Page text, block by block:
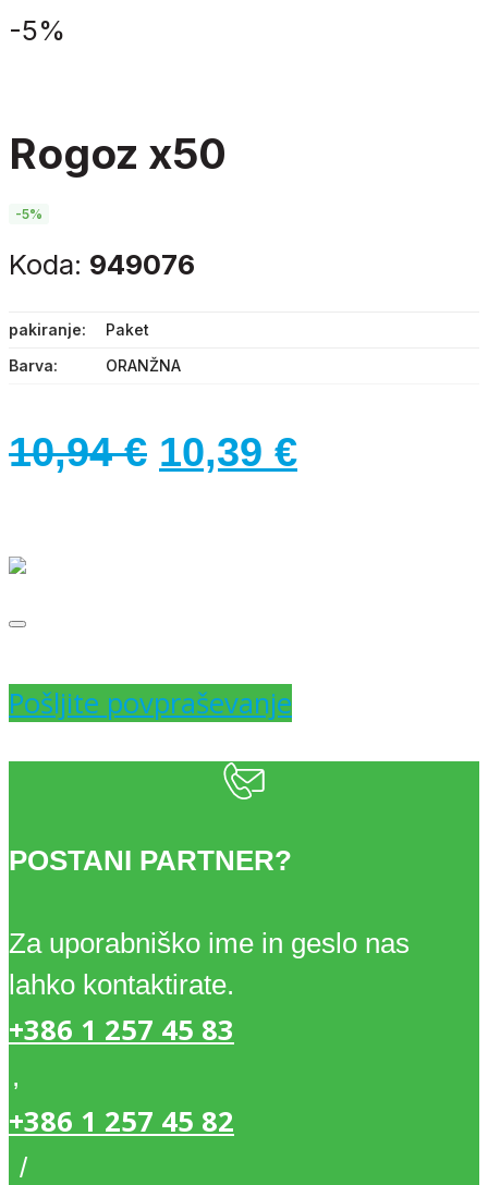
-5%
rogoz x50
-5%
Koda: 949076
pakiranje
Paket
Barva
ORANŽNA
10,94€ Izvirna
10,39 €Trenutna
Pošljite povpraševanje
POSTANI PARTNER?
Za uporabniško ime in geslo nas
lahko kontaktirate.
+386 1 257 45 83
,
+386 1 257 45 82
/